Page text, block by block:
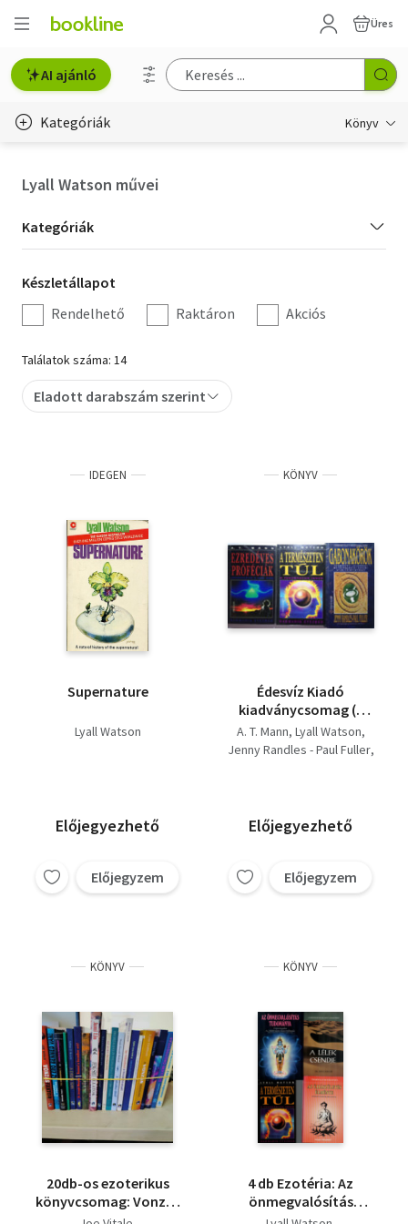
Üres
AI ajánló
Kategóriák Könyv
Hobbi, szabadidő
Irodalom
Művészet
Szakkönyv
Tankönyv, segédkönyv
Társadalomtudomány
Természettudomány
Lyall Watson művei
Kategória
szűrés
Kategóriák
Készletállapot
szűrés
Készletállapot
Rendelhető
Raktáron Akciós
Találatok száma: 14
Eladott darabszám szerint
IDEGEN
Supernature
Lyall Watson
Előjegyezhető
Előjegyzem
KÖNYV
Édesvíz Kiadó
kiadványcsomag (5
db): Ezredéves
próféciák + A
Földönkívüliek -
Extraterrestrials
A. T. Mann Lyall Watson
Jenny Randles - Paul Fuller
Előjegyezhető
Előjegyzem
KÖNYV
20db-os ezoterikus
könyvcsomag: Vonzás
faktor+ Az erő benned
KÖNYV
4 db Ezotéria: Az
önmegvalósítás
tudománya, A lélek